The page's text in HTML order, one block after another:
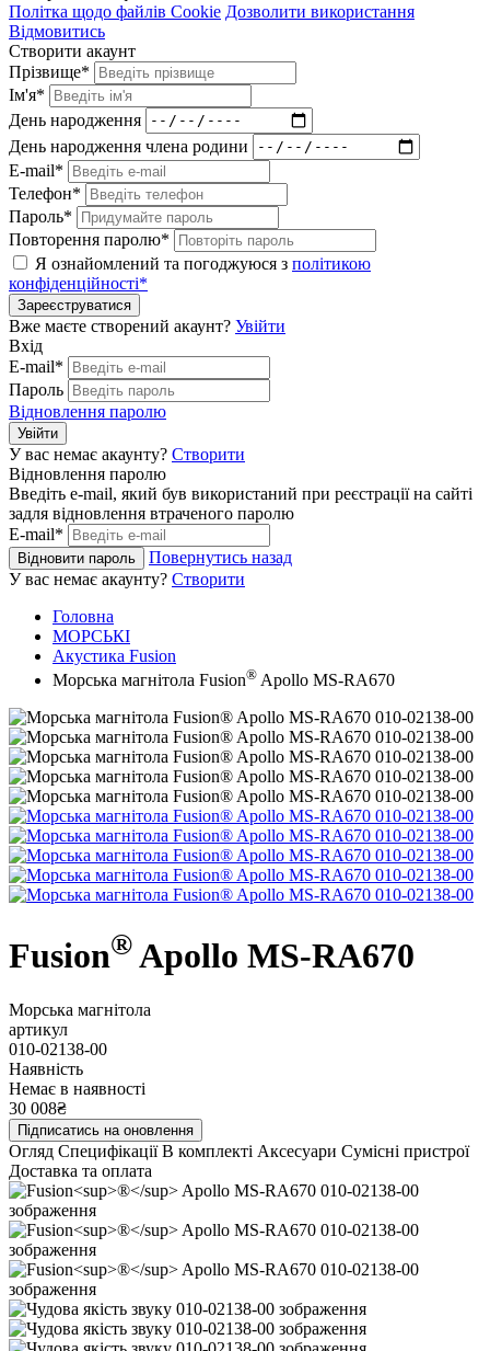
Політка щодо файлів Cookie Дозволити використання
Відмовитись
Створити акаунт
Прізвище*
Ім'я*
День народження
День народження члена родини
E-mail*
Телефон*
Пароль*
Повторення паролю*
Я ознайомлений та погоджуюся з політикою
конфіденційності*
Зареєструватися
Вже маєте створений акаунт? Увійти
Вхід
E-mail*
Пароль
Відновлення паролю
Увійти
У вас немає акаунту? Створити
Відновлення паролю
Введіть e-mail, який був використаний при реєстрації на сайті
задля відновлення втраченого паролю
E-mail*
Відновити пароль
Повернутись назад
У вас немає акаунту? Створити
Головна
МОРСЬКІ
Акустика Fusion
Морська магнітола Fusion® Apollo MS-RA670
Fusion® Apollo MS-RA670
Морська магнітола
артикул
010-02138-00
Наявність
Немає в наявності
30 008₴
Підписатись на оновлення
Огляд Специфікації В комплекті Аксесуари Сумісні пристрої
Доставка та оплата